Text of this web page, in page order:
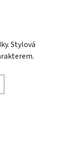
Stylová